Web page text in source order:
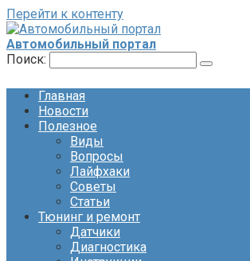
Перейти к контенту
Автомобильный портал
Поиск:
Главная
Новости
Полезное
Виды
Вопросы
Лайфхаки
Советы
Статьи
Тюнинг и ремонт
Датчики
Диагностика